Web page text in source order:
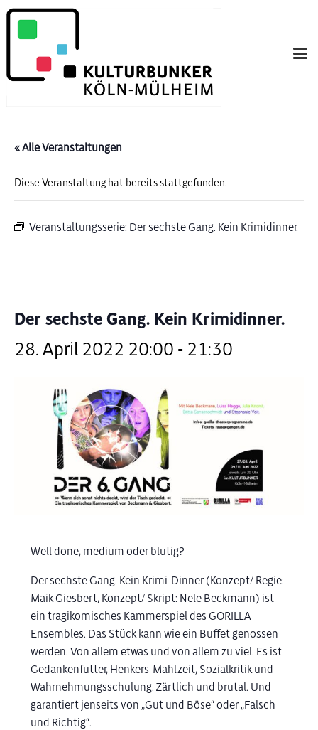
« Alle Veranstaltungen
Diese Veranstaltung hat bereits stattgefunden.
Veranstaltungsserie: Der sechste Gang. Kein Krimidinner.
Der sechste Gang. Kein Krimidinner.
28. April 2022 20:00 - 21:30
Well done, medium oder blutig?
Der sechste Gang. Kein Krimi-Dinner (Konzept/ Regie:
Maik Giesbert, Konzept/ Skript: Nele Beckmann) ist
ein tragikomisches Kammerspiel des GORILLA
Ensembles. Das Stück kann wie ein Buffet genossen
werden. Von allem etwas und von allem zu viel. Es ist
Gedankenfutter, Henkers-Mahlzeit, Sozialkritik und
Wahrnehmungsschulung. Zärtlich und brutal. Und
garantiert jenseits von „Gut und Böse“ oder „Falsch
und Richtig“.